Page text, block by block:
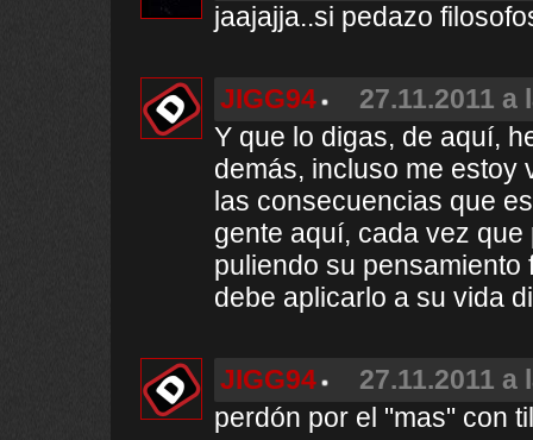
jaajajja..si pedazo
JIGG94
27.11.2011 a
Y que lo digas, de aquí,
demás, incluso me estoy
las consecuencias que
gente aquí, cada vez
puliendo su
debe aplicarlo a su vida
JIGG94
27.11.2011 a
perdón por el "mas" con